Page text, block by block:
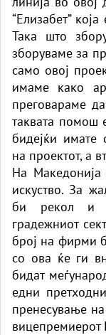
“Елизабет”
Така што
зборуваме за
само овој
имаме како
преговараме
таквата помош
бидејќи имате
на проектот, а
На
искуство. За
би рекол и
градежниот
број на фирми
со ова ќе ги
бидат
едни
пренесување
вицепремиерот